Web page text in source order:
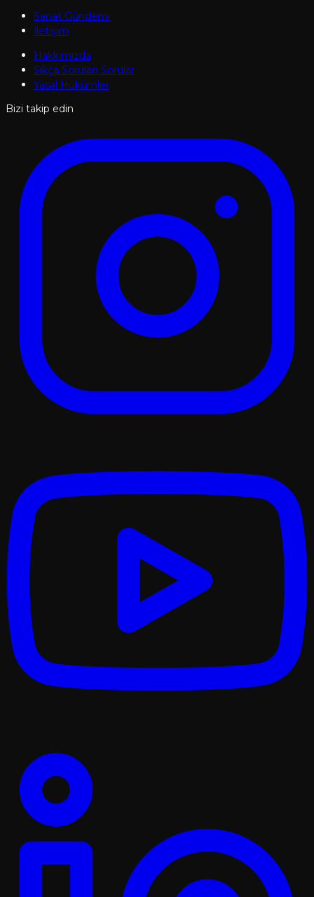
Sanat Gündemi
İletişim
Hakkımızda
Sıkça Sorulan Sorular
Yasal Hükümler
Bizi takip edin